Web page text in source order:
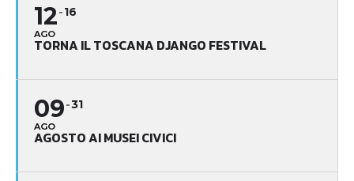
12
AGO
16
TORNA IL TOSCANA DJANGO FESTIVAL
09
AGO
31
AGOSTO AI MUSEI CIVICI